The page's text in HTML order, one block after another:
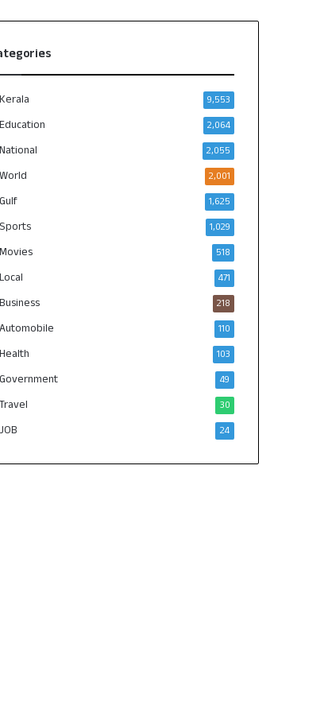
Kerala 9,553
Education 2,064
National 2,055
World 2,001
Gulf 1,625
Sports 1,029
Movies 518
Local 471
Business 218
Automobile 110
Health 103
Government 49
Travel 30
JOB 24